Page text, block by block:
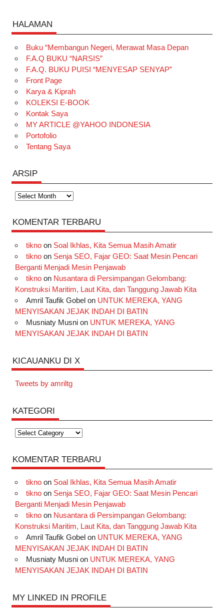
c
e
b
o
o
k
s
t
a
g
r
a
m
T
o
k
t
e
r
k
e
d
t
t
e
T
u
b
HALAMAN
Buku “Membangun Negeri, Merawat Masa Depan
F.A.Q BUKU “NARSIS”
F.A.Q. BUKU PUISI “MENYESAP SENYAP”
Front Page
Karya & Kiprah
KOLEKSI E-BOOK
Kontak Saya
MY ARTICLE @YAHOO INDONESIA
Portofolio
Tentang Saya
ARSIP
Arsip
KOMENTAR TERBARU
tiknoon Soal Ikhlas, Kita Semua Masih Amatir
tiknoon Senja SEO, Fajar GEO: Saat Mesin Pencari
Berganti Menjadi Mesin Penjawab
tiknoon Nusantara di Persimpangan Gelombang:
Konstruksi Maritim, Laut Kita, dan Tanggung Jawab Kita
Amril Taufik Gobelon UNTUK MEREKA, YANG
MENYISAKAN JEJAK INDAH DI BATIN
Musniaty Musnion UNTUK MEREKA, YANG
MENYISAKAN JEJAK INDAH DI BATIN
KICAUANKU DI X
Tweets by amriltg
KATEGORI
Kategori
KOMENTAR TERBARU
tiknoon Soal Ikhlas, Kita Semua Masih Amatir
tiknoon Senja SEO, Fajar GEO: Saat Mesin Pencari
Berganti Menjadi Mesin Penjawab
tiknoon Nusantara di Persimpangan Gelombang:
Konstruksi Maritim, Laut Kita, dan Tanggung Jawab Kita
Amril Taufik Gobelon UNTUK MEREKA, YANG
MENYISAKAN JEJAK INDAH DI BATIN
Musniaty Musnion UNTUK MEREKA, YANG
MENYISAKAN JEJAK INDAH DI BATIN
MY LINKED IN PROFILE